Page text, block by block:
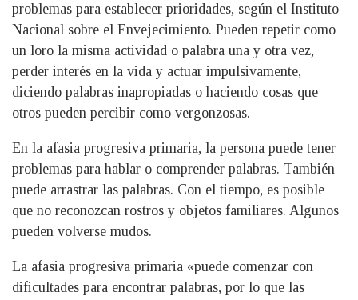
problemas para establecer prioridades, según el Instituto
Nacional sobre el Envejecimiento. Pueden repetir como
un loro la misma actividad o palabra una y otra vez,
perder interés en la vida y actuar impulsivamente,
diciendo palabras inapropiadas o haciendo cosas que
otros pueden percibir como vergonzosas.
En la afasia progresiva primaria, la persona puede tener
problemas para hablar o comprender palabras. También
puede arrastrar las palabras. Con el tiempo, es posible
que no reconozcan rostros y objetos familiares. Algunos
pueden volverse mudos.
La afasia progresiva primaria «puede comenzar con
dificultades para encontrar palabras, por lo que las